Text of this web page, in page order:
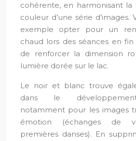
cohérente, en harmonisant
couleur d’une série d’images.
exemple opter pour un
chaud lors des séances en
de renforcer la dimension
lumière dorée sur le lac.
Le noir et blanc trouve
dans le
notamment pour les images
émotion (échanges de
premières danses). En